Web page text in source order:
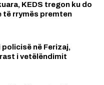
KEDS tregon ku do
të rrymës premten
në Ferizaj,
i vetëlëndimit